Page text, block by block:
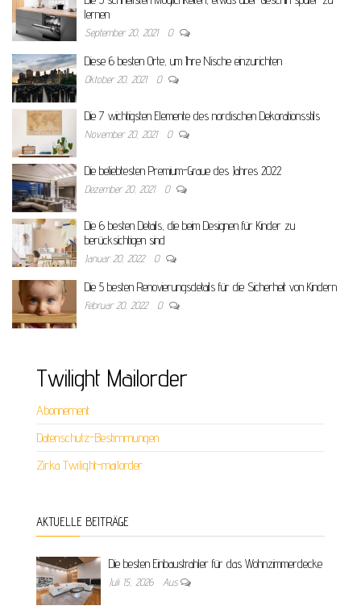
lernen
September 20, 2021 0
Diese 6 besten Orte, um Ihre Nische einzurichten
Oktober 20, 2021 0
Die 7 wichtigsten Elemente des nordischen Dekorationsstils
November 20, 2021 0
Die beliebtesten Premium-Graue des Jahres 2022
Dezember 20, 2021 0
Die 6 besten Details, die beim Designen für Kinder zu
berücksichtigen sind
Januar 20, 2022 0
Die 5 besten Renovierungsdetails für die Sicherheit von Kindern
Februar 20, 2022 0
Twilight Mailorder
Abonnement
Datenschutz-Bestimmungen
Zirka Twilight-mailorder
AKTUELLE BEITRÄGE
Die besten Einbaustrahler für das Wohnzimmerdecke
Juli 15, 2026 Aus